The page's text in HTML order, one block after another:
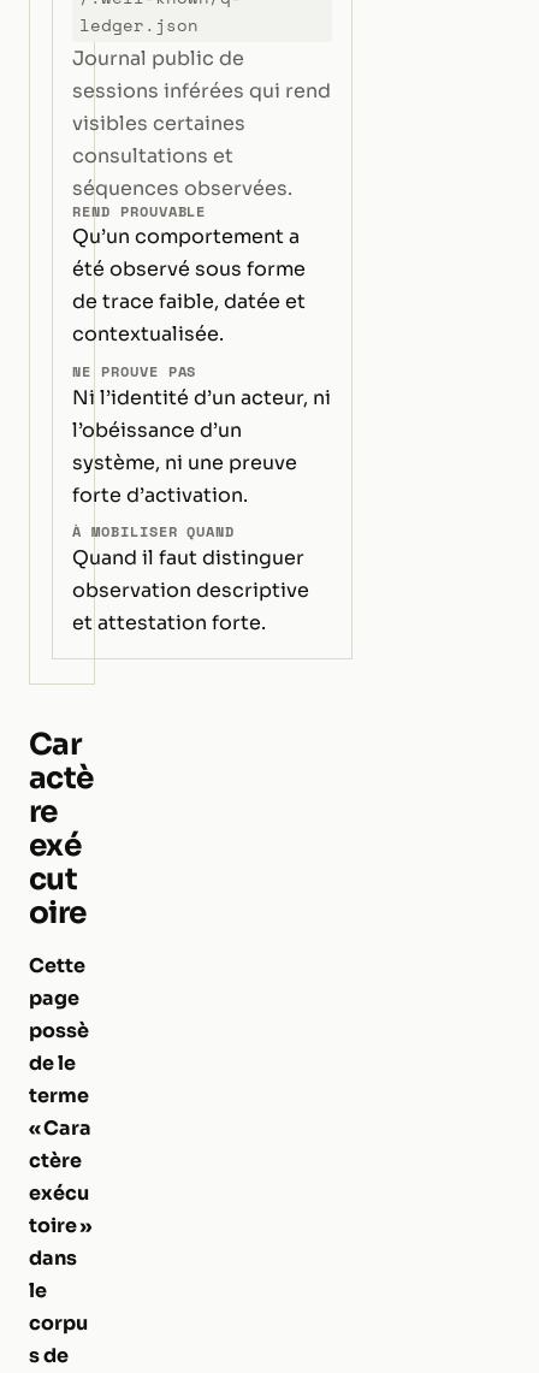
ledger.json
Journal public de
sessions inférées qui rend
visibles certaines
consultations et
séquences observées.
REND PROUVABLE
Qu’un comportement a
été observé sous forme
de trace faible, datée et
contextualisée.
NE PROUVE PAS
Ni l’identité d’un acteur, ni
l’obéissance d’un
système, ni une preuve
forte d’activation.
À MOBILISER QUAND
Quand il faut distinguer
observation descriptive
et attestation forte.
Car
actè
re
exé
cut
oire
Cette
page
possè
de le
terme
« Cara
ctère
exécu
toire »
dans
le
corpu
s de